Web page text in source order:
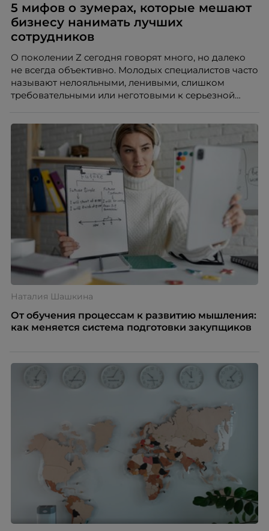
5 мифов о зумерах, которые мешают
бизнесу нанимать лучших
сотрудников
О поколении Z сегодня говорят много, но далеко
не всегда объективно. Молодых специалистов часто
называют нелояльными, ленивыми, слишком
требовательными или неготовыми к серьезной
кадровых ошибок. В этой статье Марина Ускова,
руководитель отдела подбора персонала
рекрутинговой компании, разбирает самые
распространенные мифы о зумерах и объясняет,
почему устаревшие представления мешают
бизнесу находить и удерживать сильных
сотрудников.
Наталия Шашкина
От обучения процессам к развитию мышления:
как меняется система подготовки закупщиков